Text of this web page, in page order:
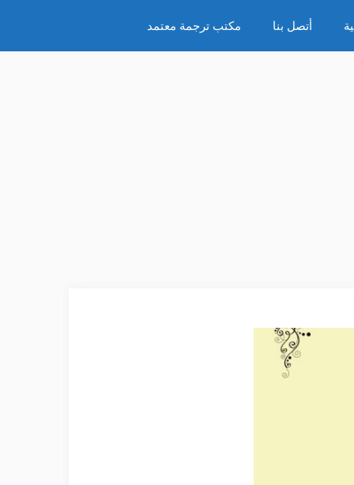
أتصل بنا مكتب ترجمة معتمد